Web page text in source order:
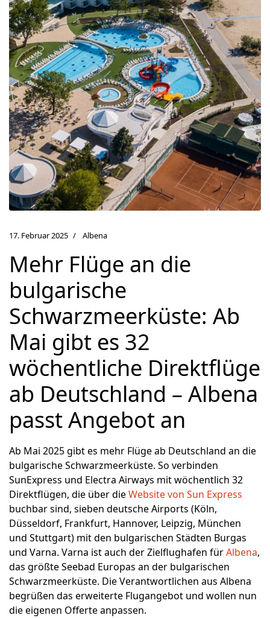
17. Februar 2025 Albena
Mehr Flüge an die
bulgarische
Schwarzmeerküste: Ab
Mai gibt es 32
wöchentliche Direktflüge
ab Deutschland – Albena
passt Angebot an
Ab Mai 2025 gibt es mehr Flüge ab Deutschland an die
bulgarische Schwarzmeerküste. So verbinden
SunExpress und Electra Airways mit wöchentlich 32
Direktflügen, die über dieWebsite von Sun Express
buchbar sind, sieben deutsche Airports (Köln,
Düsseldorf, Frankfurt, Hannover, Leipzig, München
und Stuttgart) mit den bulgarischen Städten Burgas
und Varna. Varna ist auch der Zielflughafen fürAlbena,
das größte Seebad Europas an der bulgarischen
Schwarzmeerküste. Die Verantwortlichen aus Albena
begrüßen das erweiterte Flugangebot und wollen nun
die eigenen Offerte anpassen.